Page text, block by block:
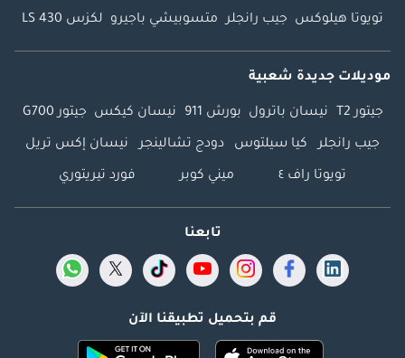
تويوتا هيلوكس جيب رانجلر متسوبيشي باجيرو لكزس LS 430
موديلات جديدة شعبية
جيتور T2 نيسان باترول بورش 911 نيسان كيكس جيتور G700
جيب رانجلر كيا سيلتوس دودج تشالينجر نيسان إكس تريل
تويوتا راف ٤ ميني كوبر فورد تيريتوري
تابعنا
قم بتحميل تطبيقنا الآن